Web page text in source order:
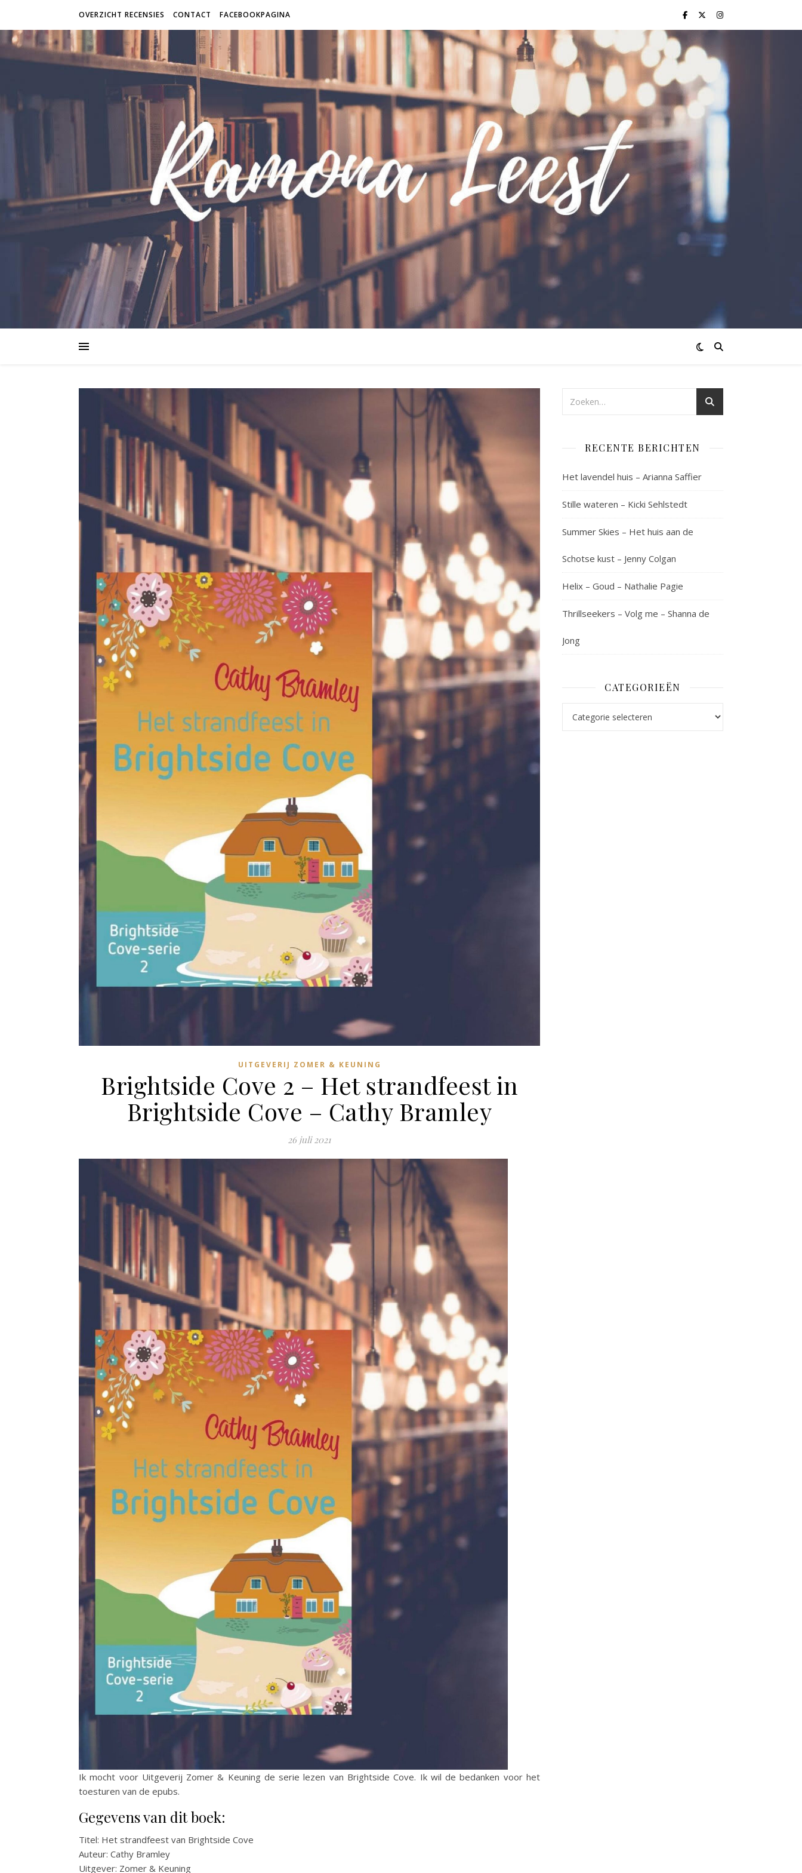
OVERZICHT RECENSIES CONTACT FACEBOOKPAGINA
UITGEVERIJ ZOMER & KEUNING
Brightside Cove 2 – Het strandfeest in
Brightside Cove – Cathy Bramley
26 juli 2021
Ik mocht voor Uitgeverij Zomer & Keuning de serie lezen van Brightside Cove. Ik wil de bedanken voor het
toesturen van de epubs.
Gegevens van dit boek:
Titel: Het strandfeest van Brightside Cove
Auteur: Cathy Bramley
Uitgever: Zomer & Keuning
RECENTE BERICHTEN
Het lavendel huis – Arianna Saffier
Stille wateren – Kicki Sehlstedt
Summer Skies – Het huis aan de
Schotse kust – Jenny Colgan
Helix – Goud – Nathalie Pagie
Thrillseekers – Volg me – Shanna de
Jong
CATEGORIEËN